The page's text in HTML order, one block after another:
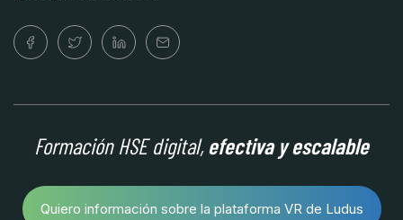
Formación HSE digital,efectiva y escalable
Quiero información sobre la plataforma VR de Ludus